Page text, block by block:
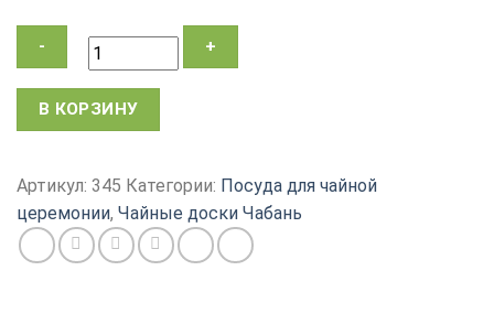
Количество
доска
для
чайной
церемонии
В КОРЗИНУ
Артикул: 345 Категории: Посуда для чайной
церемонии, Чайные доски Чабань